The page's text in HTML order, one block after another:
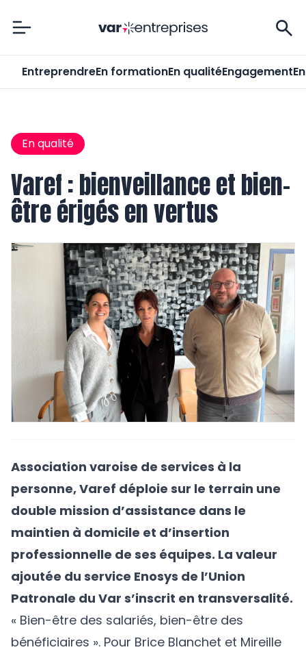
Var-Entreprises
EntreprendreEn formationEn qualitéEngagement
En qualité
Varef : bienveillance et bien-
être érigés en vertus
Association varoise de services à la
personne, Varef déploie sur le terrain une
double mission d’assistance dans le
maintien à domicile et d’insertion
professionnelle de ses équipes. La valeur
ajoutée du service Enosys de l’Union
Patronale du Var s’inscrit en transversalité.
« Bien-être des salariés, bien-être des
bénéficiaires ». Pour Brice Blanchet et Mireille